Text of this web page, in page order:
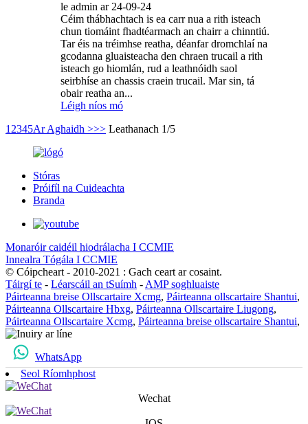
le admin ar 24-09-24
Céim thábhachtach is ea carr nua a rith isteach
chun tiomáint fhadtéarmach an chairr a chinntiú.
Tar éis na tréimhse reatha, déanfar dromchlaí na
gcodanna gluaisteacha den chraen trucail a rith
isteach go hiomlán, rud a leathnóidh saol
seirbhíse an chassis craein trucail. Mar sin, tá
obair reatha an...
Léigh níos mó
1 2345Ar Aghaidh >>> Leathanach 1/5
Stóras
Próifíl na Cuideachta
Branda
Monaróir caidéil hiodrálacha I CCMIE
Innealra Tógála I CCMIE
© Cóipcheart - 2010-2021 : Gach ceart ar cosaint.
Táirgí te - Léarscáil an tSuímh - AMP soghluaiste
Páirteanna breise Ollscartaire Xcmg, Páirteanna ollscartaire Shantui,
Páirteanna Ollscartaire Hbxg, Páirteanna Ollscartaire Liugong,
Páirteanna Ollscartaire Xcmg, Páirteanna breise ollscartaire Shantui,
WhatsApp
Seol Ríomhphost
Wechat